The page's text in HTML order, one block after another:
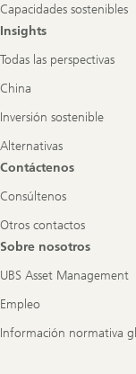
Capacidades sostenibles
Insights
Todas las perspectivas
China
Inversión sostenible
Alternativas
Contáctenos
Consúltenos
Otros contactos
Sobre nosotros
UBS Asset Management
Empleo
Información normativa